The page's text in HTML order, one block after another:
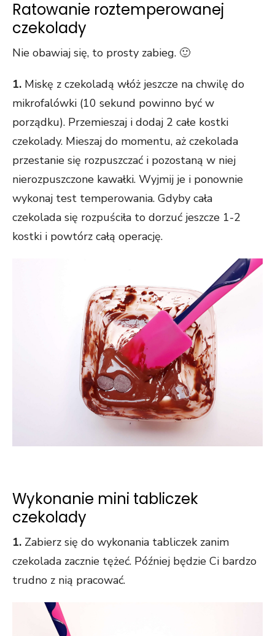
Ratowanie roztemperowanej
czekolady
Nie obawiaj się, to prosty zabieg. 🙂
1. Miskę z czekoladą włóż jeszcze na chwilę do
mikrofalówki (10 sekund powinno być w
porządku). Przemieszaj i dodaj 2 całe kostki
czekolady. Mieszaj do momentu, aż czekolada
przestanie się rozpuszczać i pozostaną w niej
nierozpuszczone kawałki. Wyjmij je i ponownie
wykonaj test temperowania. Gdyby cała
czekolada się rozpuściła to dorzuć jeszcze 1-2
kostki i powtórz całą operację.
Wykonanie mini tabliczek
czekolady
1. Zabierz się do wykonania tabliczek zanim
czekolada zacznie tężeć. Później będzie Ci bardzo
trudno z nią pracować.